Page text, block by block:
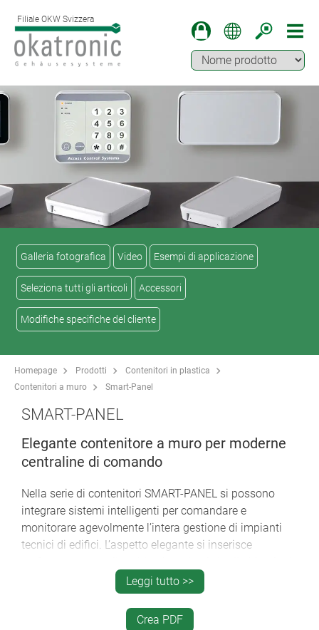
Filiale OKW Svizzera
Galleria fotografica Video Esempi di applicazione
Seleziona tutti gli articoli Accessori
Modifiche specifiche del cliente
Homepage Prodotti
Contenitori in plastica
Contenitori a muro
Smart-Panel
SMART-PANEL
Elegante contenitore a muro per moderne
centraline di comando
Nella serie di contenitori SMART-PANEL si possono
integrare sistemi intelligenti per comandare e
monitorare agevolmente l’intera gestione di impianti
tecnici di edifici. L’aspetto elegante si inserisce
che di locali per attività professionali e industriali.
Contenitore dal design snello in 3 misure: quadrato
84 x 84 mm e 114 x 114 mm, rettangolare 155 x 84
Leggi tutto >>
Crea PDF